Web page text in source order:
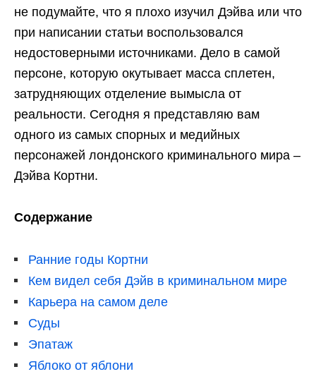
не подумайте, что я плохо изучил Дэйва или что
при написании статьи воспользовался
недостоверными источниками. Дело в самой
персоне, которую окутывает масса сплетен,
затрудняющих отделение вымысла от
реальности. Сегодня я представляю вам
одного из самых спорных и медийных
персонажей лондонского криминального мира –
Дэйва Кортни.
Содержание
Ранние годы Кортни
Кем видел себя Дэйв в криминальном мире
Карьера на самом деле
Суды
Эпатаж
Яблоко от яблони